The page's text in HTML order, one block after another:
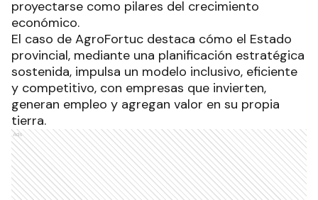
proyectarse como pilares del crecimiento
económico.
El caso de AgroFortuc destaca cómo el Estado
provincial, mediante una planificación estratégica
sostenida, impulsa un modelo inclusivo, eficiente
y competitivo, con empresas que invierten,
generan empleo y agregan valor en su propia
tierra.
Ads